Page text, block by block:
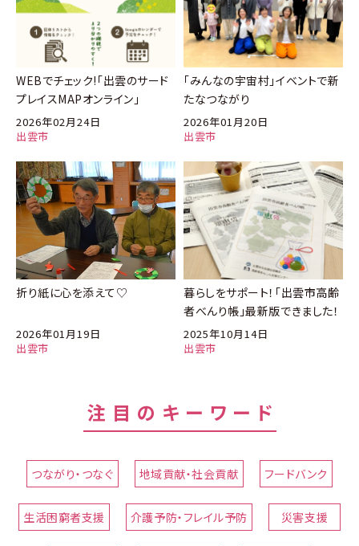
出雲市
2026年02月24日
WEBでチェック!「出雲のサード
プレイスMAPオンライン」
出雲市
2026年01月20日
「みんなの宇宙村」イベントで新
たなつながり
出雲市
2026年01月19日
折り紙に心を添えて♡
出雲市
2025年10月14日
暮らしをサポート！「出雲市高齢
者べんり帳」最新版できました！
注目のキーワード
つながり・つなぐ 地域貢献・社会貢献 フードバンク
生活困窮者支援 介護予防・フレイル予防 災害支援